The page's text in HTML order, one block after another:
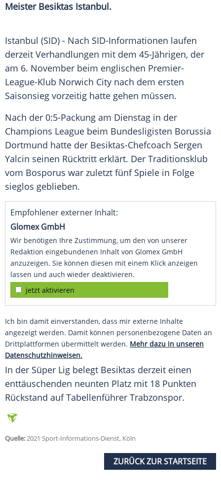
Meister Besiktas Istanbul.
Istanbul (SID) - Nach SID-Informationen laufen
derzeit Verhandlungen mit dem 45-Jährigen, der
am 6. November beim englischen Premier-
League-Klub Norwich City nach dem ersten
Saisonsieg vorzeitig hatte gehen müssen.
Nach der 0:5-Packung am Dienstag in der
Champions League beim Bundesligisten Borussia
Dortmund hatte der Besiktas-Chefcoach Sergen
Yalcin seinen Rücktritt erklärt. Der Traditionsklub
vom Bosporus war zuletzt fünf Spiele in Folge
sieglos geblieben.
Empfohlener externer Inhalt:
Glomex GmbH
Wir benötigen Ihre Zustimmung, um den von unserer
Redaktion eingebundenen Inhalt von Glomex GmbH
anzuzeigen. Sie können diesen mit einem Klick anzeigen
lassen und auch wieder deaktivieren.
jetzt aktivieren
Ich bin damit einverstanden, dass mir externe Inhalte
angezeigt werden. Damit können personenbezogene Daten an
Drittplattformen übermittelt werden. Mehr dazu in unseren
Datenschutzhinweisen.
In der Süper Lig belegt Besiktas derzeit einen
enttäuschenden neunten Platz mit 18 Punkten
Rückstand auf Tabellenführer Trabzonspor.
Quelle:2021 Sport-Informations-Dienst, Köln
ZURÜCK ZUR STARTSEITE